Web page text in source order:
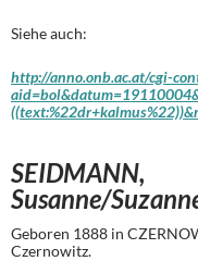
Siehe auch:
http://anno.onb.ac.at/cgi-
SEIDMANN,
Susanne/
Geboren 1888 in
Czernowitz.